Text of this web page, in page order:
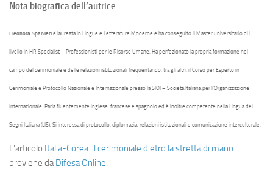
Nota biografica dell’autrice
Eleonora Spalvieriè laureata in Lingue e Letterature Moderne e ha conseguito il Master universitario di I
livello in HR Specialist – Professionisti per le Risorse Umane. Ha perfezionato la propria formazione nel
campo del cerimoniale e delle relazioni istituzionali frequentando, tra gli altri, il Corso per Esperto in
Cerimoniale e Protocollo Nazionale e Internazionale presso la SIOI – Società Italiana per l’Organizzazione
Internazionale. Parla fluentemente inglese, francese e spagnolo ed è inoltre competente nella Lingua dei
Segni Italiana (LIS). Si interessa di protocollo, diplomazia, relazioni istituzionali e comunicazione interculturale.
L’articolo Italia-Corea: il cerimoniale dietro la stretta di mano
proviene daDifesa Online.